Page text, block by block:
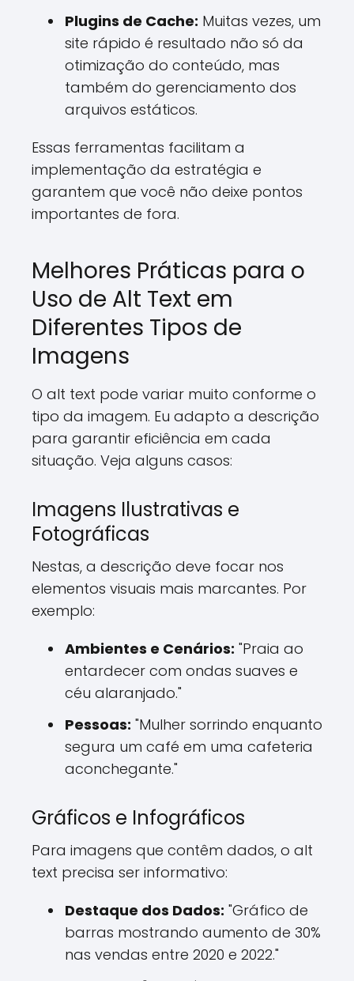
Plugins de Cache: Muitas vezes, um
site rápido é resultado não só da
otimização do conteúdo, mas
também do gerenciamento dos
arquivos estáticos.
Essas ferramentas facilitam a
implementação da estratégia e
garantem que você não deixe pontos
importantes de fora.
Melhores Práticas para o
Uso de Alt Text em
Diferentes Tipos de
Imagens
O alt text pode variar muito conforme o
tipo da imagem. Eu adapto a descrição
para garantir eficiência em cada
situação. Veja alguns casos:
Imagens Ilustrativas e
Fotográficas
Nestas, a descrição deve focar nos
elementos visuais mais marcantes. Por
exemplo:
Ambientes e Cenários: "Praia ao
entardecer com ondas suaves e
céu alaranjado."
Pessoas: "Mulher sorrindo enquanto
segura um café em uma cafeteria
aconchegante."
Gráficos e Infográficos
Para imagens que contêm dados, o alt
text precisa ser informativo:
Destaque dos Dados: "Gráfico de
barras mostrando aumento de 30%
nas vendas entre 2020 e 2022."